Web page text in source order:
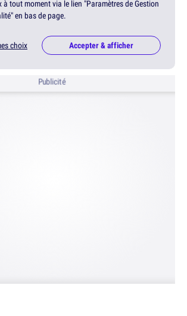
à tout moment via le lien "Paramètres de Gestion
en bas de page.
choix Accepter & afficher
Publicité